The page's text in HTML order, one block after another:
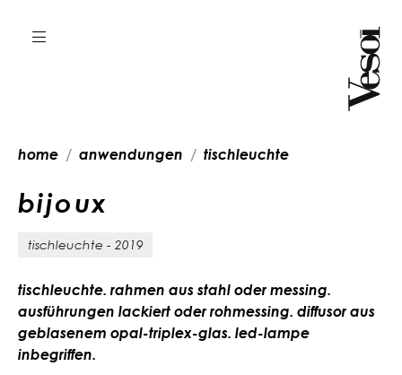
home anwendungen tischleuchte
bijoux
tischleuchte - 2019
tischleuchte. rahmen aus stahl oder messing.
ausführungen lackiert oder rohmessing. diffusor aus
geblasenem opal-triplex-glas. led-lampe
inbegriffen.